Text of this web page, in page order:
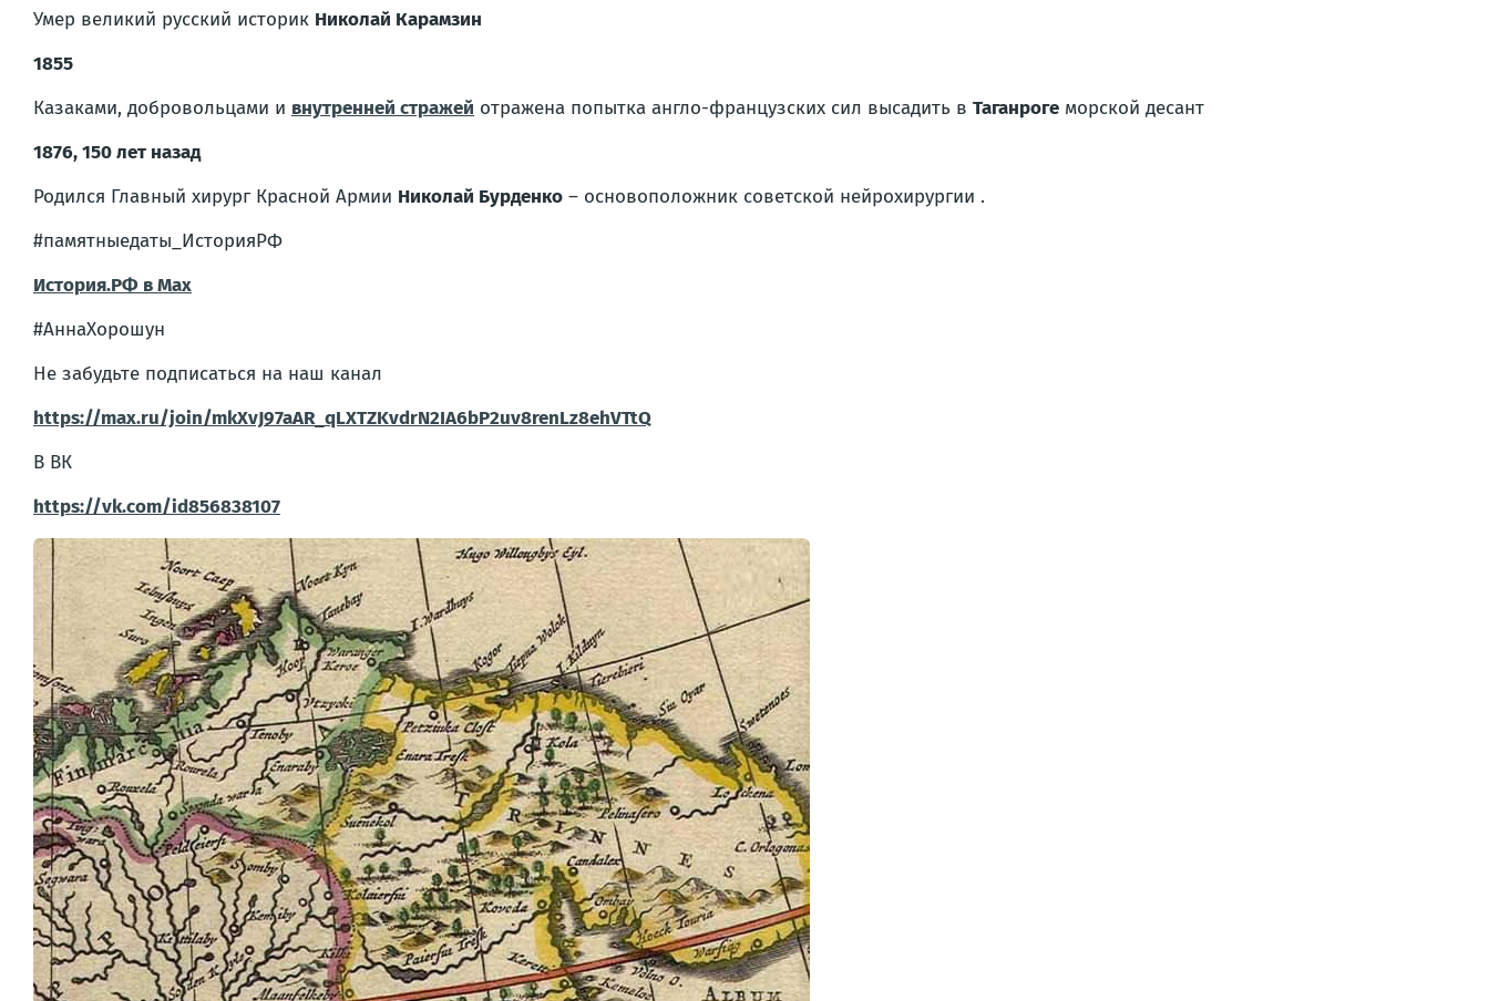
Умер великий русский историк Николай Карамзин
1855
Казаками, добровольцами и внутренней стражей отражена попытка англо-французских сил высадить в Таганроге морской десант
1876, 150 лет назад
Родился Главный хирург Красной Армии Николай Бурденко – основоположник советской нейрохирургии .
#памятныедаты_ИсторияРФ
История.РФ в Max
#АннаХорошун
Не забудьте подписаться на наш канал
https://max.ru/join/mkXvJ97aAR_qLXTZKvdrN2IA6bP2uv8renLz8ehVTtQ
В ВК
https://vk.com/id856838107